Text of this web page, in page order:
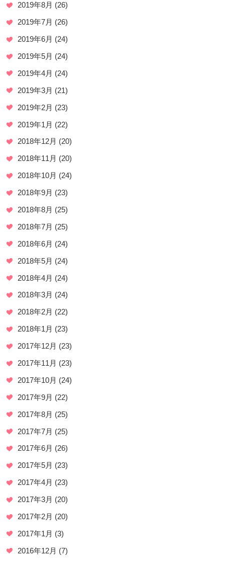
2019年8月 (26)
2019年7月 (26)
2019年6月 (24)
2019年5月 (24)
2019年4月 (24)
2019年3月 (21)
2019年2月 (23)
2019年1月 (22)
2018年12月 (20)
2018年11月 (20)
2018年10月 (24)
2018年9月 (23)
2018年8月 (25)
2018年7月 (25)
2018年6月 (24)
2018年5月 (24)
2018年4月 (24)
2018年3月 (24)
2018年2月 (22)
2018年1月 (23)
2017年12月 (23)
2017年11月 (23)
2017年10月 (24)
2017年9月 (22)
2017年8月 (25)
2017年7月 (25)
2017年6月 (26)
2017年5月 (23)
2017年4月 (23)
2017年3月 (20)
2017年2月 (20)
2017年1月 (3)
2016年12月 (7)